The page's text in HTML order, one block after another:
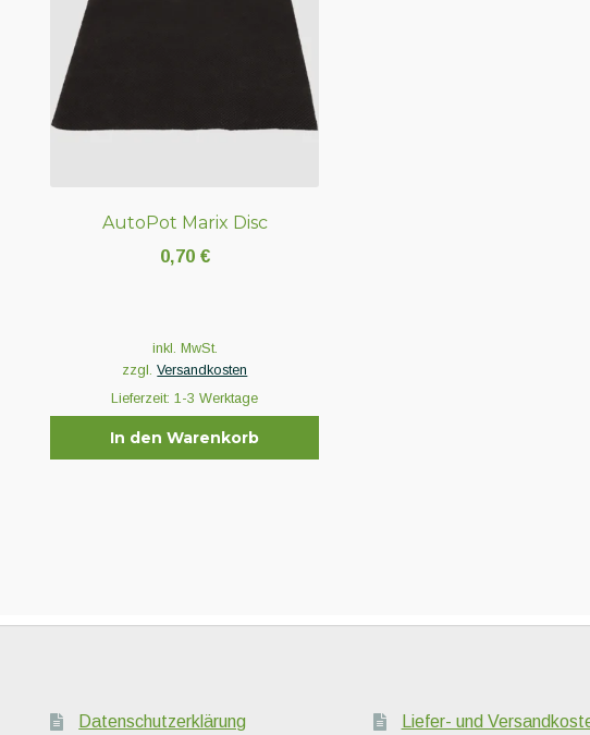
AutoPot Marix Disc
0,70 €
inkl. MwSt.
zzgl.Versandkosten
Lieferzeit:1-3 Werktage
In den Warenkorb
Datenschutzerklärung Liefer- und